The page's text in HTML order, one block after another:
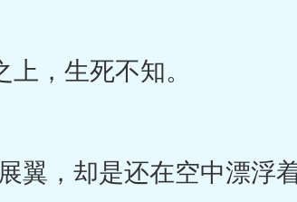
，生死不知。
，却是还在空中漂浮